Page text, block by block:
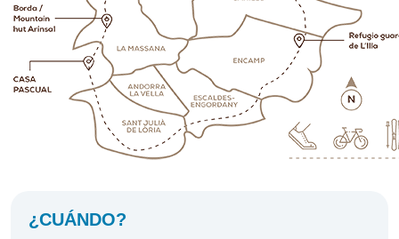
¿CUÁNDO?